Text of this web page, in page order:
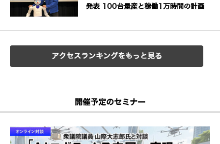
発表 100台量産と稼働1万時間の計画
アクセスランキングをもっと見る
開催予定のセミナー